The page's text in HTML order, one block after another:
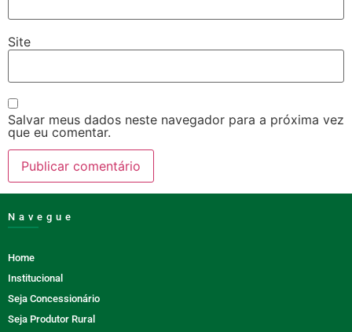
Site
Salvar meus dados neste navegador para a próxima vez
que eu comentar.
Navegue
Home
Institucional
Seja Concessionário
Seja Produtor Rural